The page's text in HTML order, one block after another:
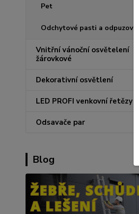
Pet
Odchytové pasti a
Vnitřní vánoční osvětelení
žárovkové
Dekorativní osvětlení
LED PROFI venkovní řetězy
Odsavače par
Blog